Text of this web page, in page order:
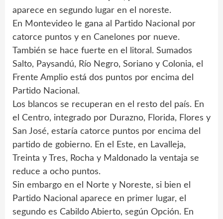
aparece en segundo lugar en el noreste.
En Montevideo le gana al Partido Nacional por
catorce puntos y en Canelones por nueve.
También se hace fuerte en el litoral. Sumados
Salto, Paysandú, Río Negro, Soriano y Colonia, el
Frente Amplio está dos puntos por encima del
Partido Nacional.
Los blancos se recuperan en el resto del país. En
el Centro, integrado por Durazno, Florida, Flores y
San José, estaría catorce puntos por encima del
partido de gobierno. En el Este, en Lavalleja,
Treinta y Tres, Rocha y Maldonado la ventaja se
reduce a ocho puntos.
Sin embargo en el Norte y Noreste, si bien el
Partido Nacional aparece en primer lugar, el
segundo es Cabildo Abierto, según Opción. En